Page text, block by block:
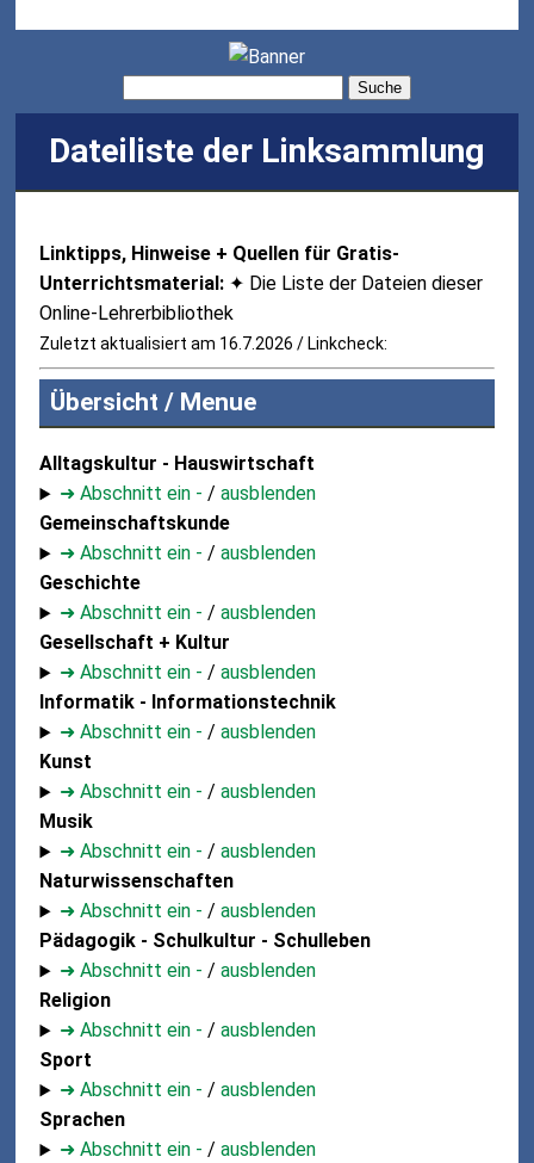
Suche
Dateiliste der Linksammlung
Linktipps, Hinweise + Quellen für Gratis-
Unterrichtsmaterial: ✦ Die Liste der Dateien dieser
Online-Lehrerbibliothek
Zuletzt aktualisiert am 16.7.2026 / Linkcheck:
Übersicht / Menue
Alltagskultur - Hauswirtschaft
➜ Abschnitt ein - /ausblenden
Gemeinschaftskunde
➜ Abschnitt ein - /ausblenden
Geschichte
➜ Abschnitt ein - /ausblenden
Gesellschaft + Kultur
➜ Abschnitt ein - /ausblenden
Informatik - Informationstechnik
➜ Abschnitt ein - /ausblenden
Kunst
➜ Abschnitt ein - /ausblenden
Musik
➜ Abschnitt ein - /ausblenden
Naturwissenschaften
➜ Abschnitt ein - /ausblenden
Pädagogik - Schulkultur - Schulleben
➜ Abschnitt ein - /ausblenden
Religion
➜ Abschnitt ein - /ausblenden
Sport
➜ Abschnitt ein - /ausblenden
Sprachen
➜ Abschnitt ein - /ausblenden